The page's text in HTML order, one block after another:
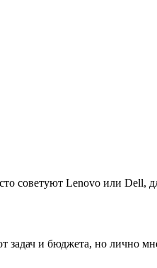
советуют Lenovo или
и бюджета, но лично